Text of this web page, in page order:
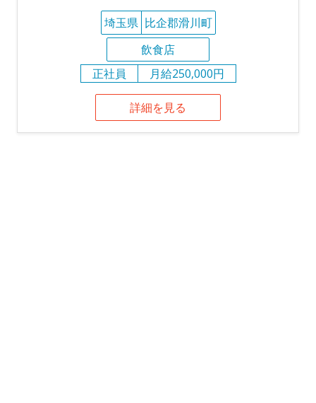
埼玉県 比企郡滑川町
飲食店
正社員
月給250,000円
詳細を見る